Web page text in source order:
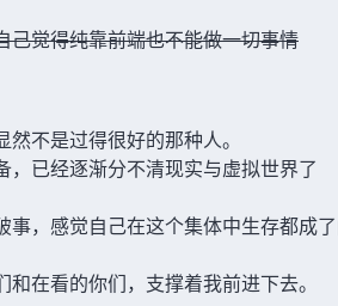
己觉得纯靠前端也不能做一切事情
不是过得很好的那种人。
，已经逐渐分不清现实与虚拟世界了
，感觉自己在这个集体中生存都成了
在看的你们，支撑着我前进下去。